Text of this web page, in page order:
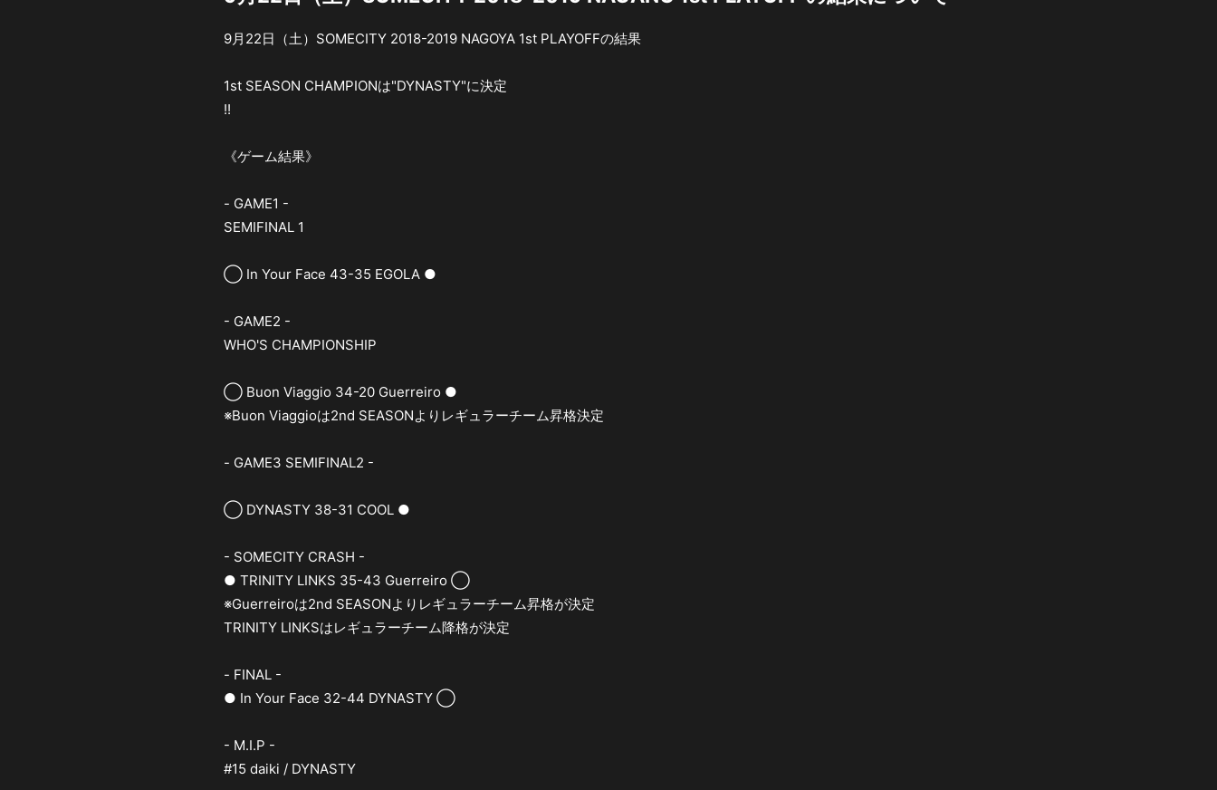
9月22日（土）SOMECITY 2018-2019 NAGOYA 1st PLAYOFFの結果
1st SEASON CHAMPIONは"DYNASTY"に決定
!!
《ゲーム結果》
- GAME1 -
SEMIFINAL 1
◯ In Your Face 43-35 EGOLA ●
- GAME2 -
WHO'S CHAMPIONSHIP
◯ Buon Viaggio 34-20 Guerreiro ●
※Buon Viaggioは2nd SEASONよりレギュラーチーム昇格決定
- GAME3 SEMIFINAL2 -
◯ DYNASTY 38-31 COOL ●
- SOMECITY CRASH -
● TRINITY LINKS 35-43 Guerreiro ◯
※Guerreiroは2nd SEASONよりレギュラーチーム昇格が決定
TRINITY LINKSはレギュラーチーム降格が決定
- FINAL -
● In Your Face 32-44 DYNASTY ◯
- M.I.P -
#15 daiki / DYNASTY